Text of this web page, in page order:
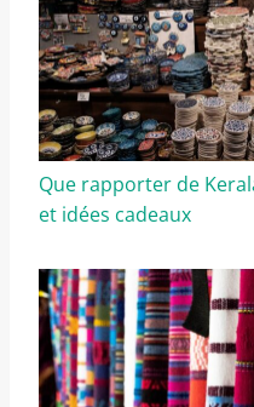
Que rapporter de
et idées cadeaux